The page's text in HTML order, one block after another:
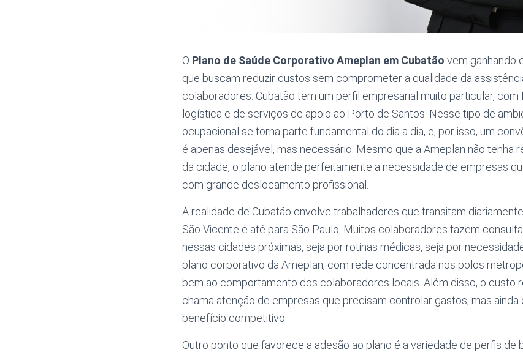
O Plano de Saúde Corporativo Ameplan em Cubatão vem ganhando
que buscam reduzir custos sem comprometer a qualidade da
colaboradores. Cubatão tem um perfil empresarial muito particular,
logística e de serviços de apoio ao Porto de Santos. Nesse tipo de
ocupacional se torna parte fundamental do dia a dia, e, por isso, um
é apenas desejável, mas necessário. Mesmo que a Ameplan não tenha
da cidade, o plano atende perfeitamente a necessidade de empresas
com grande deslocamento profissional.
A realidade de Cubatão envolve trabalhadores que transitam
São Vicente e até para São Paulo. Muitos colaboradores fazem
nessas cidades próximas, seja por rotinas médicas, seja por
plano corporativo da Ameplan, com rede concentrada nos polos
bem ao comportamento dos colaboradores locais. Além disso, o custo
chama atenção de empresas que precisam controlar gastos, mas
benefício competitivo.
Outro ponto que favorece a adesão ao plano é a variedade de perfis de